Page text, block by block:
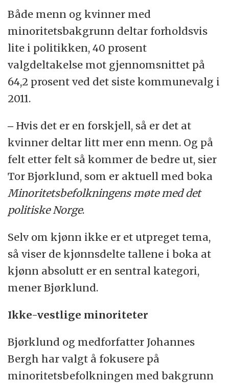
1985-2009 og utført en spørreundersøkelse
blant innvalgte kommunestyre-
representanter i 2007 med
minoritetsbakgrunn.
Boka baserer seg delvis på forskning utført
Internasjonal migrasjon og etniske
relasjoner.
Samfunnsforskning.
Kontaktinformasjon Tor Bjørklund
Kontaktinformasjon Johannes Bergh
Både menn og kvinner med
minoritetsbakgrunn deltar forholdsvis
lite i politikken, 40 prosent
valgdeltakelse mot gjennomsnittet på
64,2 prosent ved det siste kommunevalg i
2011.
‒ Hvis det er en forskjell, så er det at
kvinner deltar litt mer enn menn. Og på
felt etter felt så kommer de bedre ut, sier
Tor Bjørklund, som er aktuell med boka
Minoritetsbefolkningens møte med det
politiske Norge.
Selv om kjønn ikke er et utpreget tema,
så viser de kjønnsdelte tallene i boka at
kjønn absolutt er en sentral kategori,
mener Bjørklund.
Ikke-vestlige minoriteter
Bjørklund og medforfatter Johannes
Bergh har valgt å fokusere på
minoritetsbefolkningen med bakgrunn